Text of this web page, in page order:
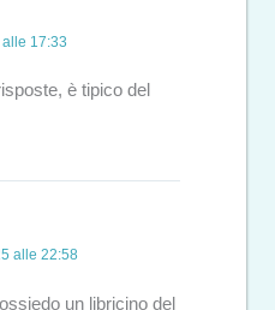
17:33
è tipico del
alle 22:58
un libricino del